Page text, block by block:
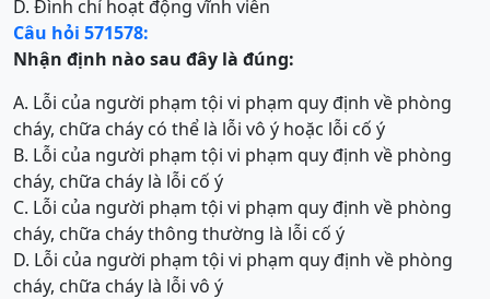
D. Đình chỉ hoạt động vĩnh viễn
Câu hỏi 571578:
Nhận định nào sau đây là đúng:
A. Lỗi của người phạm tội vi phạm quy định về phòng
cháy, chữa cháy có thể là lỗi vô ý hoặc lỗi cố ý
B. Lỗi của người phạm tội vi phạm quy định về phòng
cháy, chữa cháy là lỗi cố ý
C. Lỗi của người phạm tội vi phạm quy định về phòng
cháy, chữa cháy thông thường là lỗi cố ý
D. Lỗi của người phạm tội vi phạm quy định về phòng
cháy, chữa cháy là lỗi vô ý